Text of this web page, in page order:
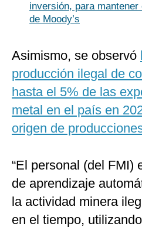
inversión, para
de Moody’s
Asimismo, se observó
producción ilegal de
hasta el 5% de las
metal en el país en
origen de
“El personal (del FMI)
de aprendizaje
la actividad minera
en el tiempo,